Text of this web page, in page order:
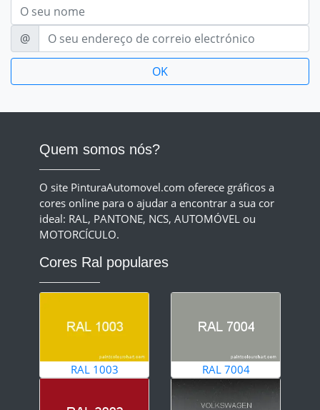
Nom
E-mail
@
Quem somos nós?
O site PinturaAutomovel.com oferece gráficos a
cores online para o ajudar a encontrar a sua cor
ideal: RAL, PANTONE, NCS, AUTOMÓVEL ou
MOTORCÍCULO.
Cores Ral populares
RAL 1003 RAL 7004